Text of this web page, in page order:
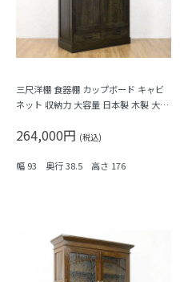
三尺洋棚 食器棚 カップボード キャビ
ネット 収納力 大容量 日本製 木製 大正
264,000円 (税込)
幅 93 奥行 38.5 高さ 176